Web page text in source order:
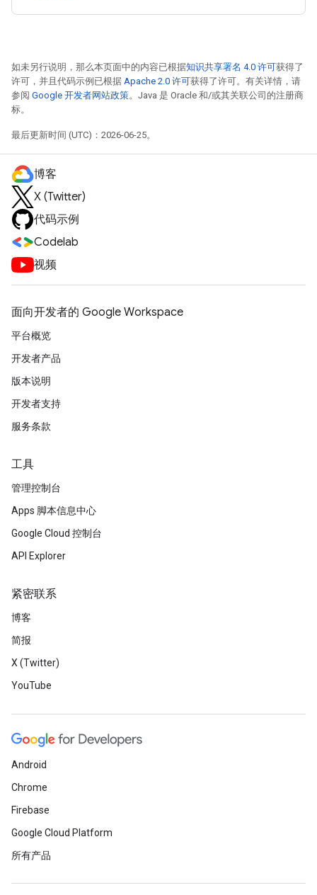
如未另行说明，那么本页面中的内容已根据知识共享署名 4.0 许可获得了
许可，并且代码示例已根据 Apache 2.0 许可获得了许可。有关详情，请
参阅 Google 开发者网站政策。Java 是 Oracle 和/或其关联公司的注册商
标。
最后更新时间 (UTC)：2026-06-25。
博客
X (Twitter)
代码示例
Codelab
视频
面向开发者的 Google Workspace
平台概览
开发者产品
版本说明
开发者支持
服务条款
工具
管理控制台
Apps 脚本信息中心
Google Cloud 控制台
API Explorer
紧密联系
博客
简报
X (Twitter)
YouTube
Android
Chrome
Firebase
Google Cloud Platform
所有产品